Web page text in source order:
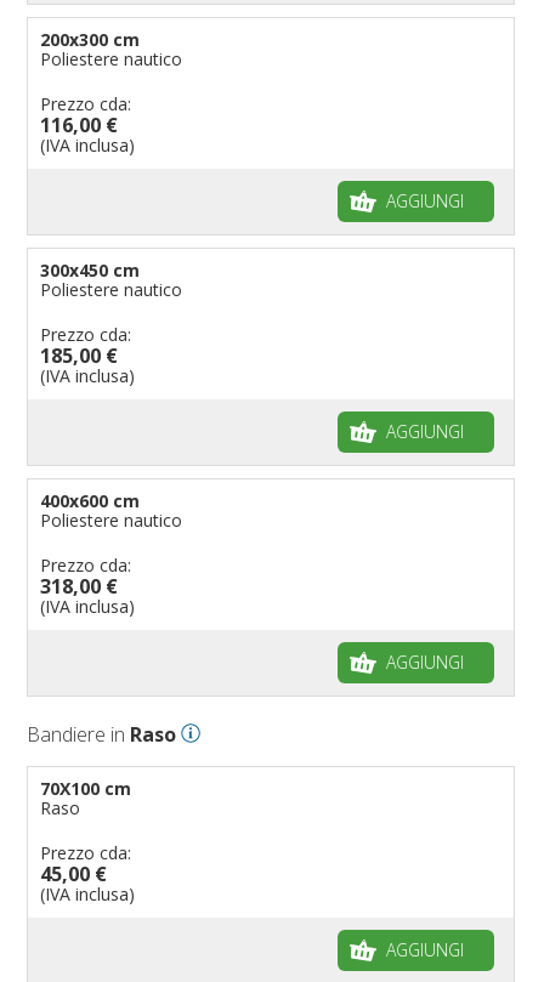
200x300 cm
Poliestere nautico
Prezzo cda:
116,00 €
(IVA inclusa)
AGGIUNGI
300x450 cm
Poliestere nautico
Prezzo cda:
185,00 €
(IVA inclusa)
AGGIUNGI
400x600 cm
Poliestere nautico
Prezzo cda:
318,00 €
(IVA inclusa)
AGGIUNGI
Bandiere in Raso
70X100 cm
Raso
Prezzo cda:
45,00 €
(IVA inclusa)
AGGIUNGI